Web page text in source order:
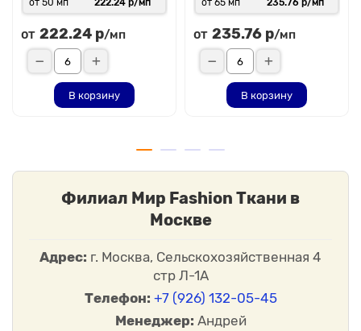
от 50 мп 222.24 р/мп
от 222.24 р/мп
В корзину
от 65 мп 235.76 р/мп
от 235.76 р/мп
В корзину
Филиал Мир Fashion Ткани в
Москве
Адрес: г. Москва, Сельскохозяйственная 4
стр Л-1А
Телефон: +7 (926) 132-05-45
Менеджер: Андрей